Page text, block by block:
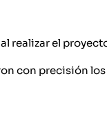
realizar el
con precisión